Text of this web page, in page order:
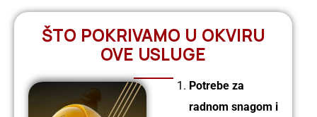
Profil:
Električar
ŠTO POKRIVAMO U OKVIRU
OVE USLUGE
Potrebe za
radnom snagom i